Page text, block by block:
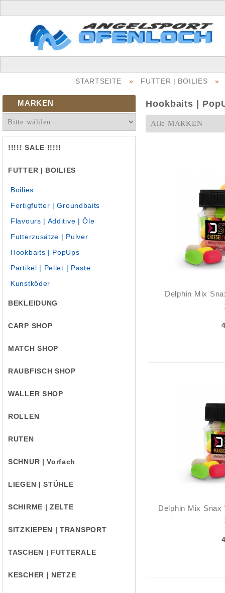
STARTSEITE » FUTTER | BOILIES »
MARKEN
!!!!! SALE !!!!!
FUTTER | BOILIES
Boilies
Fertigfutter | Groundbaits
Flavours | Additive | Öle
Futterzusätze | Pulver
Hookbaits | PopUps
Partikel | Pellet | Paste
Kunstköder
BEKLEIDUNG
CARP SHOP
MATCH SHOP
RAUBFISCH SHOP
WALLER SHOP
ROLLEN
RUTEN
SCHNUR | Vorfach
LIEGEN | STÜHLE
SCHIRME | ZELTE
SITZKIEPEN | TRANSPORT
TASCHEN | FUTTERALE
KESCHER | NETZE
Hookbaits |
Delphin Mix
Delphin Mix Snax